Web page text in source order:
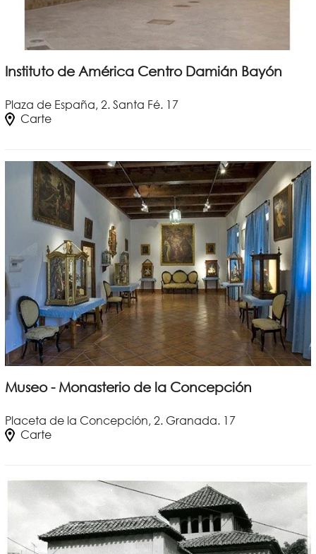
Instituto de América Centro Damián Bayón
Plaza de España, 2. Santa Fé. 17
Carte
Museo - Monasterio de la Concepción
Placeta de la Concepción, 2. Granada. 17
Carte